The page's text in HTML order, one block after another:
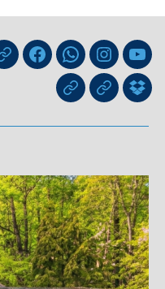
nuLigaFacebookWhatsApp-
Kanal
GIPHYThreads